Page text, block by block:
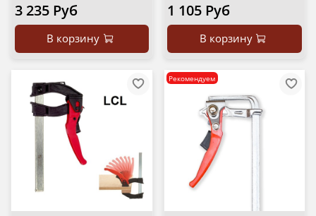
3 235 Руб
В корзину
1 105 Руб
В корзину
Рекомендуем